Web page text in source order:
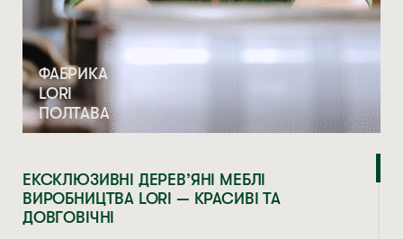
ФАБРИКА
LORI
ПОЛТАВА
ЕКСКЛЮЗИВНІ ДЕРЕВ’ЯНІ МЕБЛІ
ВИРОБНИЦТВА LORI — КРАСИВІ ТА
ДОВГОВІЧНІ